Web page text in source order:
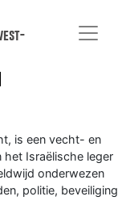
is een vecht- en
Israëlische leger
onderwezen
politie, beveiliging